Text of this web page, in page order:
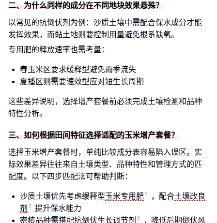
二、为什么同样的成分在不同地块效果悬殊？
以常见的抗倒伏剂为例：沙质土壤中需配合保水成分才能
发挥效果，而黏土地则要控制用量避免根系缺氧。
专用肥的释放速率也需考量：
春玉米区要求缓释型避免雨季流失
夏播区则需要速效型应对短生长周期
这些差异说明，选择增产套餐前必须完成土壤检测和品种
特性分析。
三、如何根据田间特征选择适配的玉米增产套餐？
选择玉米增产套餐时，单纯比较成分表容易陷入误区。实
际效果差异往往来自土壤类型、品种特性和管理方式的匹
配度。以下四步匹配法可帮助判断：
沙质土壤优先考虑缓释型玉米专用肥 ，配合土壤改良
剂
提升保水能力
密植品种需搭配抗倒伏生长调节剂
，降低后期倒伏风